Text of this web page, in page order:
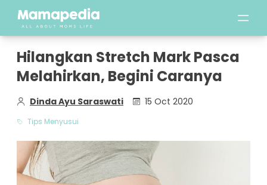
Hilangkan Stretch Mark Pasca
Melahirkan, Begini Caranya
Dinda Ayu Saraswati 15 Oct 2020
Tips Menyusui